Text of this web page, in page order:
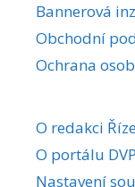
Bannerová
Obchodní
Ochrana
O redakci
O portálu
Nastavení